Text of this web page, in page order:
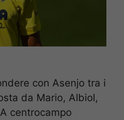
con Asenjo tra i
da Mario, Albiol,
centrocampo